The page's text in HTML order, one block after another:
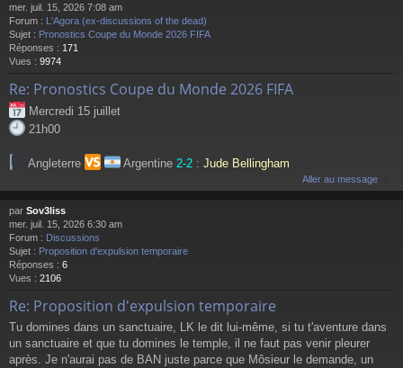
mer. juil. 15, 2026 7:08 am
Forum : L'Agora (ex-discussions of the dead)
Sujet : Pronostics Coupe du Monde 2026 FIFA
Réponses : 171
Vues : 9974
Re: Pronostics Coupe du Monde 2026 FIFA
Mercredi 15 juillet
21h00
Angleterre Argentine 2-2 : Jude Bellingham
Aller au message
par Sov3liss
mer. juil. 15, 2026 6:30 am
Forum : Discussions
Sujet : Proposition d'expulsion temporaire
Réponses : 6
Vues : 2106
Re: Proposition d'expulsion temporaire
Tu domines dans un sanctuaire, LK le dit lui-même, si tu t'aventure dans
un sanctuaire et que tu domines le temple, il ne faut pas venir pleurer
après. Je n'aurai pas de BAN juste parce que Môsieur le demande, un